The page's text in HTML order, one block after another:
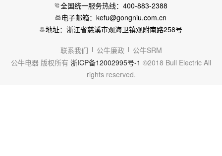
全国统一服务热线：400-883-2388
电子邮箱：kefu@gongniu.com.cn
地址：浙江省慈溪市观海卫镇观附南路258号
联系我们 公牛廉政
公牛SRM
公牛电器 版权所有 浙ICP备12002995号-1 ©2018 Bull Electric All
rights reserved.